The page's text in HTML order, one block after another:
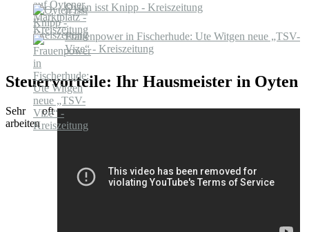
Oyten isst Knipp - Kreiszeitung
Frauenpower in Fischerhude: Ute Witgen neue „TSV-
Vize“ - Kreiszeitung
Steuervorteile: Ihr Hausmeister in Oyten
Sehr oft
arbeiten